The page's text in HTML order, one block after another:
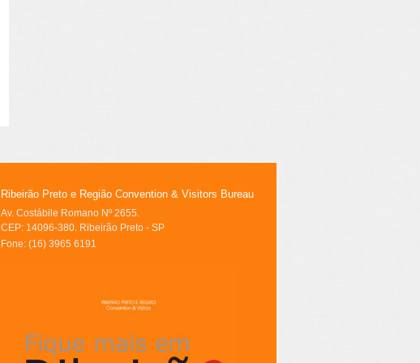
Ribeirão Preto e Região Convention & Visitors Bureau
Av. Costábile Romano Nº 2655.
CEP: 14096-380. Ribeirão Preto - SP
Fone: (16) 3965 6191